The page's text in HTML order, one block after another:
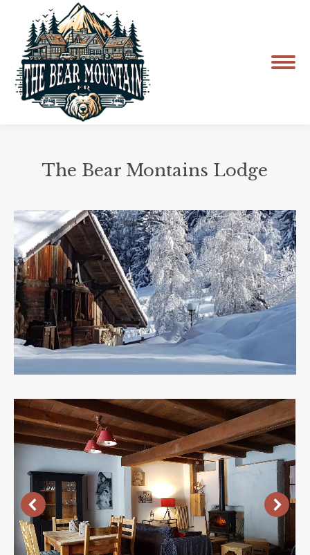
The Bear Montains Lodge